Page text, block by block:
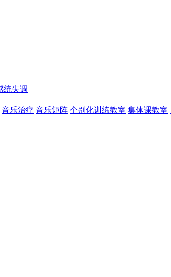
统失调
音乐治疗 音乐矩阵 个别化训练教室 集体课教室